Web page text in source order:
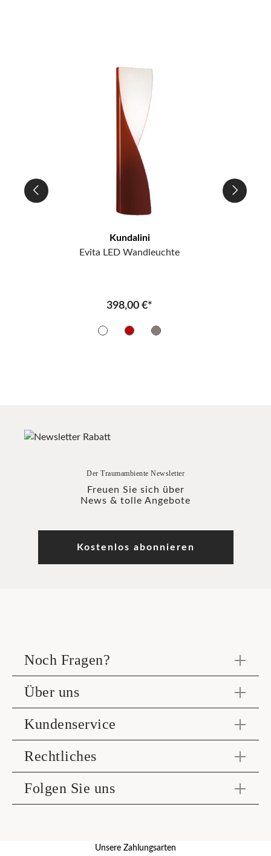
Kundalini
Evita LED Wandleuchte
398,00 €*
Der Traumambiente Newsletter
Freuen Sie sich über
News & tolle Angebote
Kostenlos abonnieren
Noch Fragen?
Über uns
Kundenservice
Rechtliches
Folgen Sie uns
Unsere Zahlungsarten